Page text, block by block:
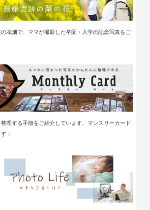
花畑で、ママが撮影した卒園・入学の記念写真をご
理する手順をご紹介しています。マンスリーカード
！